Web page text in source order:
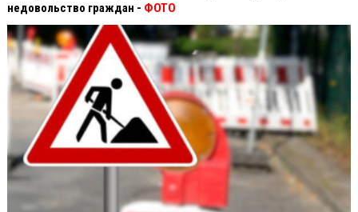
недовольство граждан - ФОТО